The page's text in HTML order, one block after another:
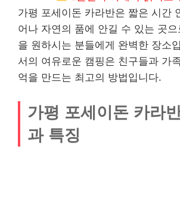
가평 포세이돈 카라반은 짧은 시간
어나 자연의 품에 안길 수 있는 곳
을 원하시는 분들에게 완벽한 장소
서의 여유로운 캠핑은 친구들과 가
억을 만드는 최고의 방법입니다.
가평 포세이돈 카라
과 특징